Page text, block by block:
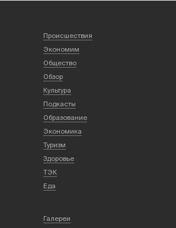
Происшествия
Экономим
Общество
Обзор
Культура
Подкасты
Образование
Экономика
Туризм
Здоровье
ТЭК
Еда
Галереи